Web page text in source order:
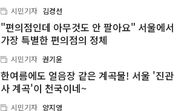
시민기자 김경선
"편의점인데 아무것도 안 팔아요" 서울에서
가장 특별한 편의점의 정체
시민기자 권기윤
한여름에도 얼음장 같은 계곡물! 서울 '진관
사 계곡'이 천국이네~
시민기자 양지영